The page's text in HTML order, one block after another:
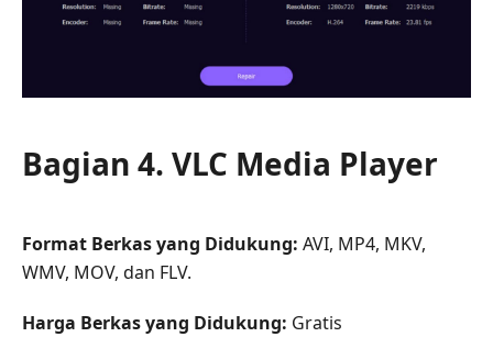
Bagian 4. VLC Media Player
Format Berkas yang Didukung: AVI, MP4, MKV,
WMV, MOV, dan FLV.
Harga Berkas yang Didukung: Gratis